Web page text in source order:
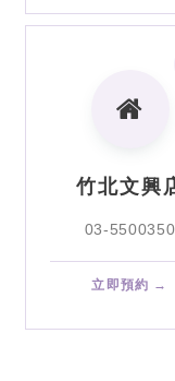
竹北文興
03-5500350
立即預約 →